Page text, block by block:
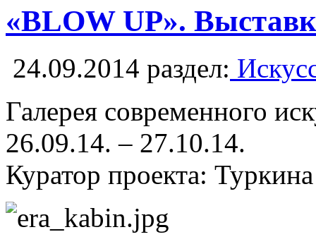
«BLOW UP».
24.09.2014 раздел:
Галерея современного
26.09.14. – 27.10.14.
Куратор проекта: